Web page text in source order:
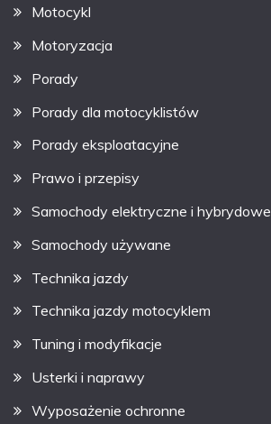
Motocykl
Motoryzacja
Porady
Porady dla motocyklistów
Porady eksploatacyjne
Prawo i przepisy
Samochody elektryczne i hybrydowe
Samochody używane
Technika jazdy
Technika jazdy motocyklem
Tuning i modyfikacje
Usterki i naprawy
Wyposażenie ochronne